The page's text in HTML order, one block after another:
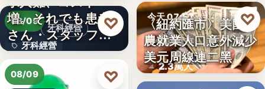
3
牙科經營
08/09
牙科經營
3,700万円
増。それでも患者
さん・スタッフ・
院長を豊か…
♡
08/09 ♡
今天 07:57
財經匯市
2.3萬人
〈紐約匯市〉美國非
農就業人口意外減少
美元周線連二黑
♡